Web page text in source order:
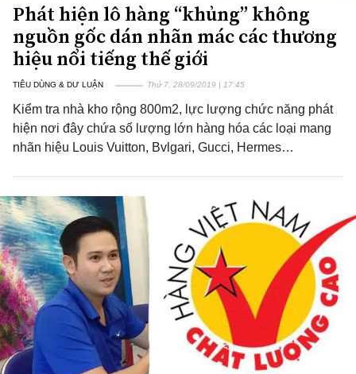
Phát hiện lô hàng “khủng” không
nguồn gốc dán nhãn mác các thương
hiệu nổi tiếng thế giới
TIÊU DÙNG & DƯ LUẬN Thứ 7, 28/09/2019 | 17:45
Kiểm tra nhà kho rộng 800m2, lực lượng chức năng phát
hiện nơi đây chứa số lượng lớn hàng hóa các loại mang
nhãn hiệu Louis Vuitton, Bvlgari, Gucci, Hermes…